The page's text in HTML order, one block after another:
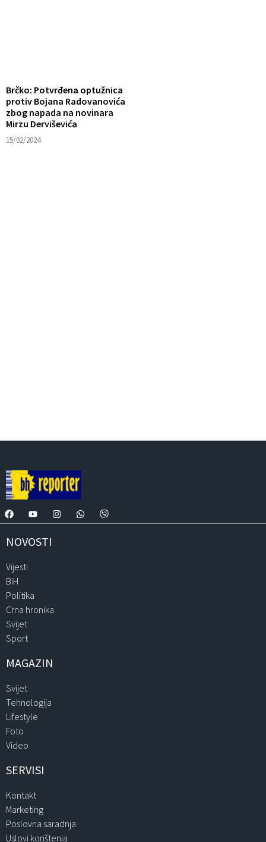
Brčko: Potvrđena optužnica
protiv Bojana Radovanovića
zbog napada na novinara
Mirzu Derviševića
15/02/2024
NOVOSTI
Vijesti
BiH
Politika
Crna hronika
Svijet
Sport
MAGAZIN
Svijet
Tehnologija
Lifestyle
Foto
Video
SERVISI
Kontakt
Marketing
Poslovna saradnja
Uslovi korištenja